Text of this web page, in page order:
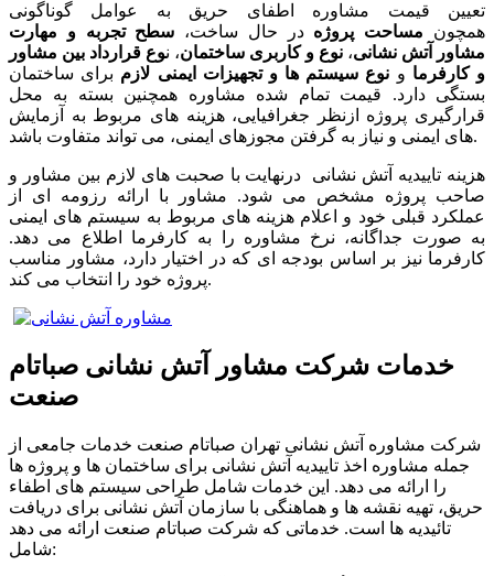
تعیین قیمت مشاوره اطفای حریق به عوامل گوناگونی
همچون مساحت پروژه در حال ساخت، سطح تجربه و مهارت
مشاور آتش نشانی، نوع و کاربری ساختمان، نوع قرارداد بین مشاور
و کارفرما و نوع سیستم ها و تجهیزات ایمنی لازم برای ساختمان
بستگی دارد. قیمت تمام شده مشاوره همچنین بسته به محل
قرارگیری پروژه ازنظر جغرافیایی، هزینه های مربوط به آزمایش
های ایمنی و نیاز به گرفتن مجوزهای ایمنی، می تواند متفاوت باشد.
هزینه تاییدیه آتش نشانی درنهایت با صحبت های لازم بین مشاور و
صاحب پروژه مشخص می شود. مشاور با ارائه رزومه ای از
عملکرد قبلی خود و اعلام هزینه های مربوط به سیستم های ایمنی
به صورت جداگانه، نرخ مشاوره را به کارفرما اطلاع می دهد.
کارفرما نیز بر اساس بودجه ای که در اختیار دارد، مشاور مناسب
پروژه خود را انتخاب می کند.
خدمات شرکت مشاور آتش نشانی صباتام
صنعت
شرکت مشاوره آتش نشانی تهران صباتام صنعت خدمات جامعی از
جمله مشاوره اخذ تاییدیه آتش نشانی برای ساختمان ها و پروژه ها
را ارائه می دهد. این خدمات شامل طراحی سیستم های اطفاء
حریق، تهیه نقشه ها و هماهنگی با سازمان آتش نشانی برای دریافت
تائیدیه ها است. خدماتی که شرکت صباتام صنعت ارائه می دهد
شامل: